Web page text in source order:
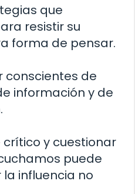
que
resistir su
forma de pensar.
conscientes de
información y de
y cuestionar
puede
influencia no